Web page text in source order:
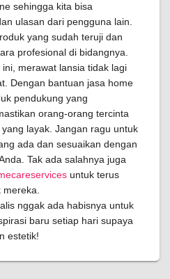
sehingga kita bisa
ulasan dari pengguna lain.
yang sudah teruji dan
profesional di bidangnya.
merawat lansia tidak lagi
Dengan bantuan jasa home
pendukung yang
orang-orang tercinta
layak. Jangan ragu untuk
ada dan sesuaikan dengan
Tak ada salahnya juga
untuk terus
nggak ada habisnya untuk
baru setiap hari supaya
estetik!